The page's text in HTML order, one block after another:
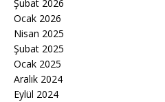
Şubat 2026
Ocak 2026
Nisan 2025
Şubat 2025
Ocak 2025
Aralık 2024
Eylül 2024